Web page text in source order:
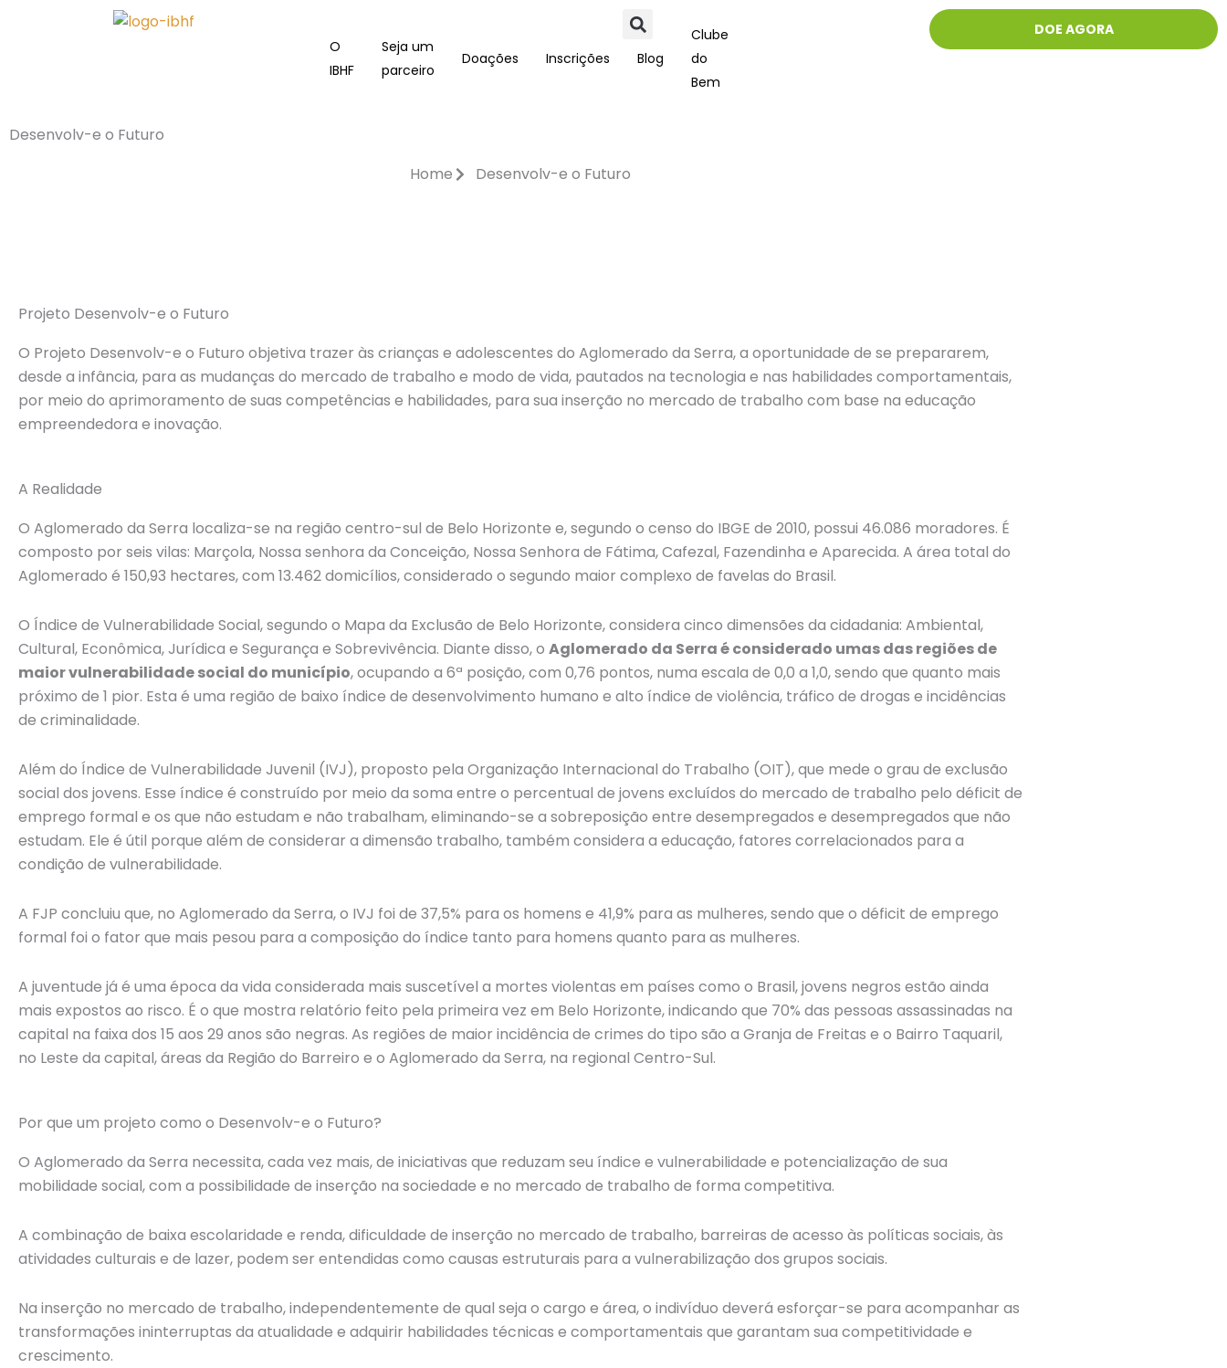
O
IBHF
Seja um
parceiro
Doações Inscrições Blog
Clube
do
Bem
DOE AGORA
Desenvolv-e o Futuro
Home
Desenvolv-e o Futuro
Projeto Desenvolv-e o Futuro
O Projeto Desenvolv-e o Futuro objetiva trazer às crianças e adolescentes do Aglomerado da Serra, a oportunidade de se prepararem,
desde a infância, para as mudanças do mercado de trabalho e modo de vida, pautados na tecnologia e nas habilidades comportamentais,
por meio do aprimoramento de suas competências e habilidades, para sua inserção no mercado de trabalho com base na educação
empreendedora e inovação.
A Realidade
O Aglomerado da Serra localiza-se na região centro-sul de Belo Horizonte e, segundo o censo do IBGE de 2010, possui 46.086 moradores. É
composto por seis vilas: Marçola, Nossa senhora da Conceição, Nossa Senhora de Fátima, Cafezal, Fazendinha e Aparecida. A área total do
Aglomerado é 150,93 hectares, com 13.462 domicílios, considerado o segundo maior complexo de favelas do Brasil.
O Índice de Vulnerabilidade Social, segundo o Mapa da Exclusão de Belo Horizonte, considera cinco dimensões da cidadania: Ambiental,
Cultural, Econômica, Jurídica e Segurança e Sobrevivência. Diante disso, o Aglomerado da Serra é considerado umas das regiões de
maior vulnerabilidade social do município, ocupando a 6ª posição, com 0,76 pontos, numa escala de 0,0 a 1,0, sendo que quanto mais
próximo de 1 pior. Esta é uma região de baixo índice de desenvolvimento humano e alto índice de violência, tráfico de drogas e incidências
de criminalidade.
Além do Índice de Vulnerabilidade Juvenil (IVJ), proposto pela Organização Internacional do Trabalho (OIT), que mede o grau de exclusão
social dos jovens. Esse índice é construído por meio da soma entre o percentual de jovens excluídos do mercado de trabalho pelo déficit de
emprego formal e os que não estudam e não trabalham, eliminando-se a sobreposição entre desempregados e desempregados que não
estudam. Ele é útil porque além de considerar a dimensão trabalho, também considera a educação, fatores correlacionados para a
condição de vulnerabilidade.
A FJP concluiu que, no Aglomerado da Serra, o IVJ foi de 37,5% para os homens e 41,9% para as mulheres, sendo que o déficit de emprego
formal foi o fator que mais pesou para a composição do índice tanto para homens quanto para as mulheres.
A juventude já é uma época da vida considerada mais suscetível a mortes violentas em países como o Brasil, jovens negros estão ainda
mais expostos ao risco. É o que mostra relatório feito pela primeira vez em Belo Horizonte, indicando que 70% das pessoas assassinadas na
capital na faixa dos 15 aos 29 anos são negras. As regiões de maior incidência de crimes do tipo são a Granja de Freitas e o Bairro Taquaril,
no Leste da capital, áreas da Região do Barreiro e o Aglomerado da Serra, na regional Centro-Sul.
Por que um projeto como o Desenvolv-e o Futuro?
O Aglomerado da Serra necessita, cada vez mais, de iniciativas que reduzam seu índice e vulnerabilidade e potencialização de sua
mobilidade social, com a possibilidade de inserção na sociedade e no mercado de trabalho de forma competitiva.
A combinação de baixa escolaridade e renda, dificuldade de inserção no mercado de trabalho, barreiras de acesso às políticas sociais, às
atividades culturais e de lazer, podem ser entendidas como causas estruturais para a vulnerabilização dos grupos sociais.
Na inserção no mercado de trabalho, independentemente de qual seja o cargo e área, o indivíduo deverá esforçar-se para acompanhar as
transformações ininterruptas da atualidade e adquirir habilidades técnicas e comportamentais que garantam sua competitividade e
crescimento.